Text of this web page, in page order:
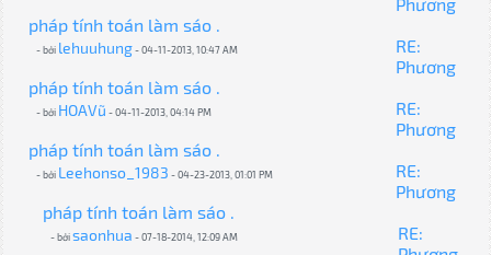
Phương
pháp tính toán làm sáo .
- bởi lehuuhung- 04-11-2013, 10:47 AM
RE:
Phương
pháp tính toán làm sáo .
- bởi HOAVũ - 04-11-2013, 04:14 PM
RE:
Phương
pháp tính toán làm sáo .
- bởi Leehonso_1983 - 04-23-2013, 01:01 PM
RE:
Phương
pháp tính toán làm sáo .
- bởisaonhua - 07-18-2014, 12:09 AM
RE: